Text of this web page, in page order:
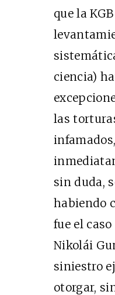
que la
ciencia)
las
sin duda,
habiendo
fue el
Nikolái
siniestro
otorgar,